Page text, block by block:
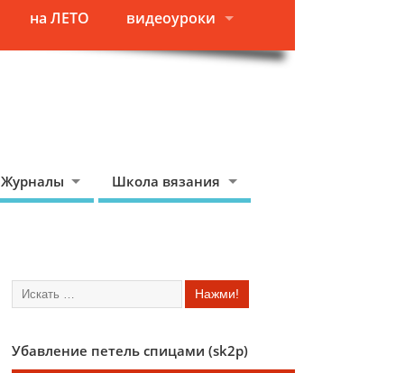
на ЛЕТО видеоуроки
Журналы Школа вязания
Убавление петель спицами (sk2p)